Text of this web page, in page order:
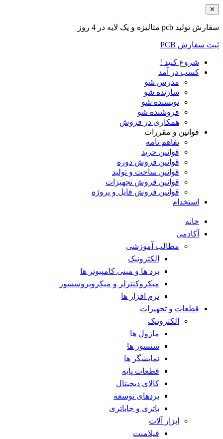
✕
سفارش تولید pcb متالیزه و یک لایه در 4 روز
ثبت سفارش PCB
شروع کنید !
کسب در آمد
مدرس شو
سازنده شو
نویسنده شو
فروشنده شو
همکاری در فروش
قوانین و مقررات
تفاهم نامه
قوانین خرید
قوانین فروش دوره
قوانین ساخت و تولید
قوانین فروش تجهیزات
قوانین فروش فایل و پروژه
استخدام
خانه
آکادمی
مطالب آموزشی
الکترونیک
برد ها و مینی کامپیوتر ها
میکروکنترلر و میکروپروسسور
نرم افزار ها
قطعات و تجهیزات
الکترونیک
ماژول ها
سنسور ها
نمایشگر ها
قطعات پایه
کالای دیجیتال
بردهای توسعه
باتری و جاباتری
ابزار آلات
فیلامنت